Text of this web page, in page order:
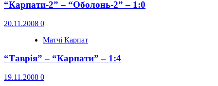
“Карпати-2” – “Оболонь-2” – 1:0
20.11.2008 0
Матчі Карпат
“Таврія” – “Карпати” – 1:4
19.11.2008 0